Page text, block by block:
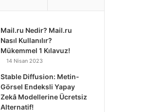
Mail.ru Nedir? Mail.ru
Nasıl Kullanılır?
Mükemmel 1 Kılavuz!
14 Nisan 2023
Stable Diffusion: Metin-
Görsel Endeksli Yapay
Zekâ Modellerine Ücretsiz
Alternatif!